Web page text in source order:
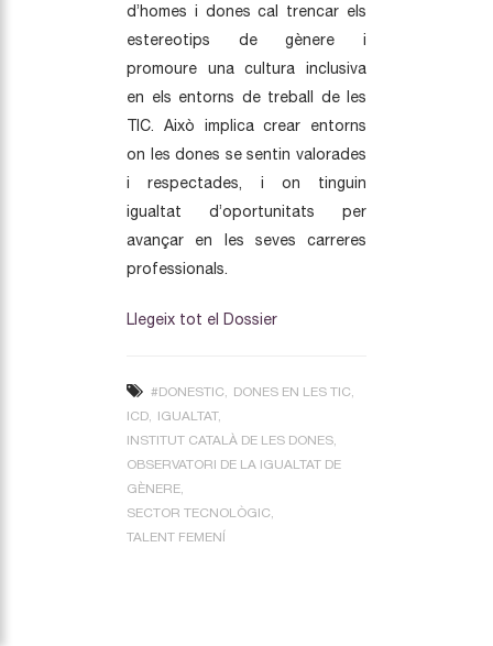
d’homes i dones cal trencar els
estereotips de gènere i
promoure una cultura inclusiva
en els entorns de treball de les
TIC. Això implica crear entorns
on les dones se sentin valorades
i respectades, i on tinguin
igualtat d’oportunitats per
avançar en les seves carreres
professionals.
Llegeix tot el Dossier
#DONESTIC
DONES EN LES TIC
ICD
IGUALTAT
INSTITUT CATALÀ DE LES DONES
OBSERVATORI DE LA IGUALTAT DE
GÈNERE
SECTOR TECNOLÒGIC
TALENT FEMENÍ